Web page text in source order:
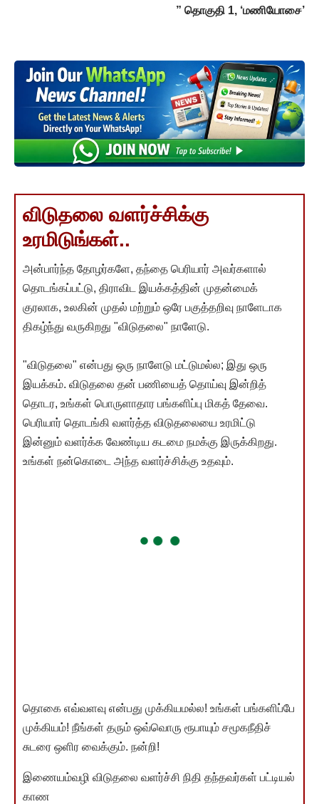
” தொகுதி 1, ‘மணியோசை’
விடுதலை வளர்ச்சிக்கு
உரமிடுங்கள்..
அன்பார்ந்த தோழர்களே, தந்தை பெரியார் அவர்களால்
தொடங்கப்பட்டு, திராவிட இயக்கத்தின் முதன்மைக்
குரலாக, உலகின் முதல் மற்றும் ஒரே பகுத்தறிவு நாளேடாக
திகழ்ந்து வருகிறது "விடுதலை" நாளேடு.
"விடுதலை" என்பது ஒரு நாளேடு மட்டுமல்ல; இது ஒரு
இயக்கம். விடுதலை தன் பணியைத் தொய்வு இன்றித்
தொடர, உங்கள் பொருளாதார பங்களிப்பு மிகத் தேவை.
பெரியார் தொடங்கி வளர்த்த விடுதலையை உரமிட்டு
இன்னும் வளர்க்க வேண்டிய கடமை நமக்கு இருக்கிறது.
உங்கள் நன்கொடை அந்த வளர்ச்சிக்கு உதவும்.
தொகை எவ்வளவு என்பது முக்கியமல்ல! உங்கள் பங்களிப்பே
முக்கியம்! நீங்கள் தரும் ஒவ்வொரு ரூபாயும் சமூகநீதிச்
சுடரை ஒளிர வைக்கும். நன்றி!
இணையம்வழி விடுதலை வளர்ச்சி நிதி தந்தவர்கள் பட்டியல்
காண